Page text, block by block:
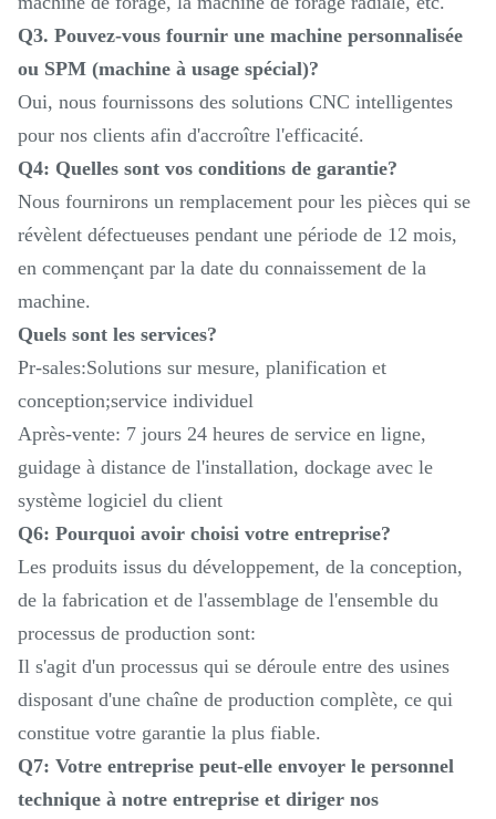
Q3. Pouvez-vous fournir une machine personnalisée
ou SPM (machine à usage spécial)?
Oui, nous fournissons des solutions CNC intelligentes
pour nos clients afin d'accroître l'efficacité.
Q4: Quelles sont vos conditions de garantie?
Nous fournirons un remplacement pour les pièces qui se
révèlent défectueuses pendant une période de 12 mois,
en commençant par la date du connaissement de la
machine.
Quels sont les services?
Pr-sales:Solutions sur mesure, planification et
conception;service individuel
Après-vente: 7 jours 24 heures de service en ligne,
guidage à distance de l'installation, dockage avec le
système logiciel du client
Q6: Pourquoi avoir choisi votre entreprise?
Les produits issus du développement, de la conception,
de la fabrication et de l'assemblage de l'ensemble du
processus de production sont:
Il s'agit d'un processus qui se déroule entre des usines
disposant d'une chaîne de production complète, ce qui
constitue votre garantie la plus fiable.
Q7: Votre entreprise peut-elle envoyer le personnel
technique à notre entreprise et diriger nos